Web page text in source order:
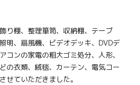
り棚、整理箪笥、収納棚、テーブ
明、扇風機、ビデオデッキ、DVDデ
コンの家電の粗大ゴミ処分、人形、
の衣類、絨毯、カーテン、電気コー
せていただきました。